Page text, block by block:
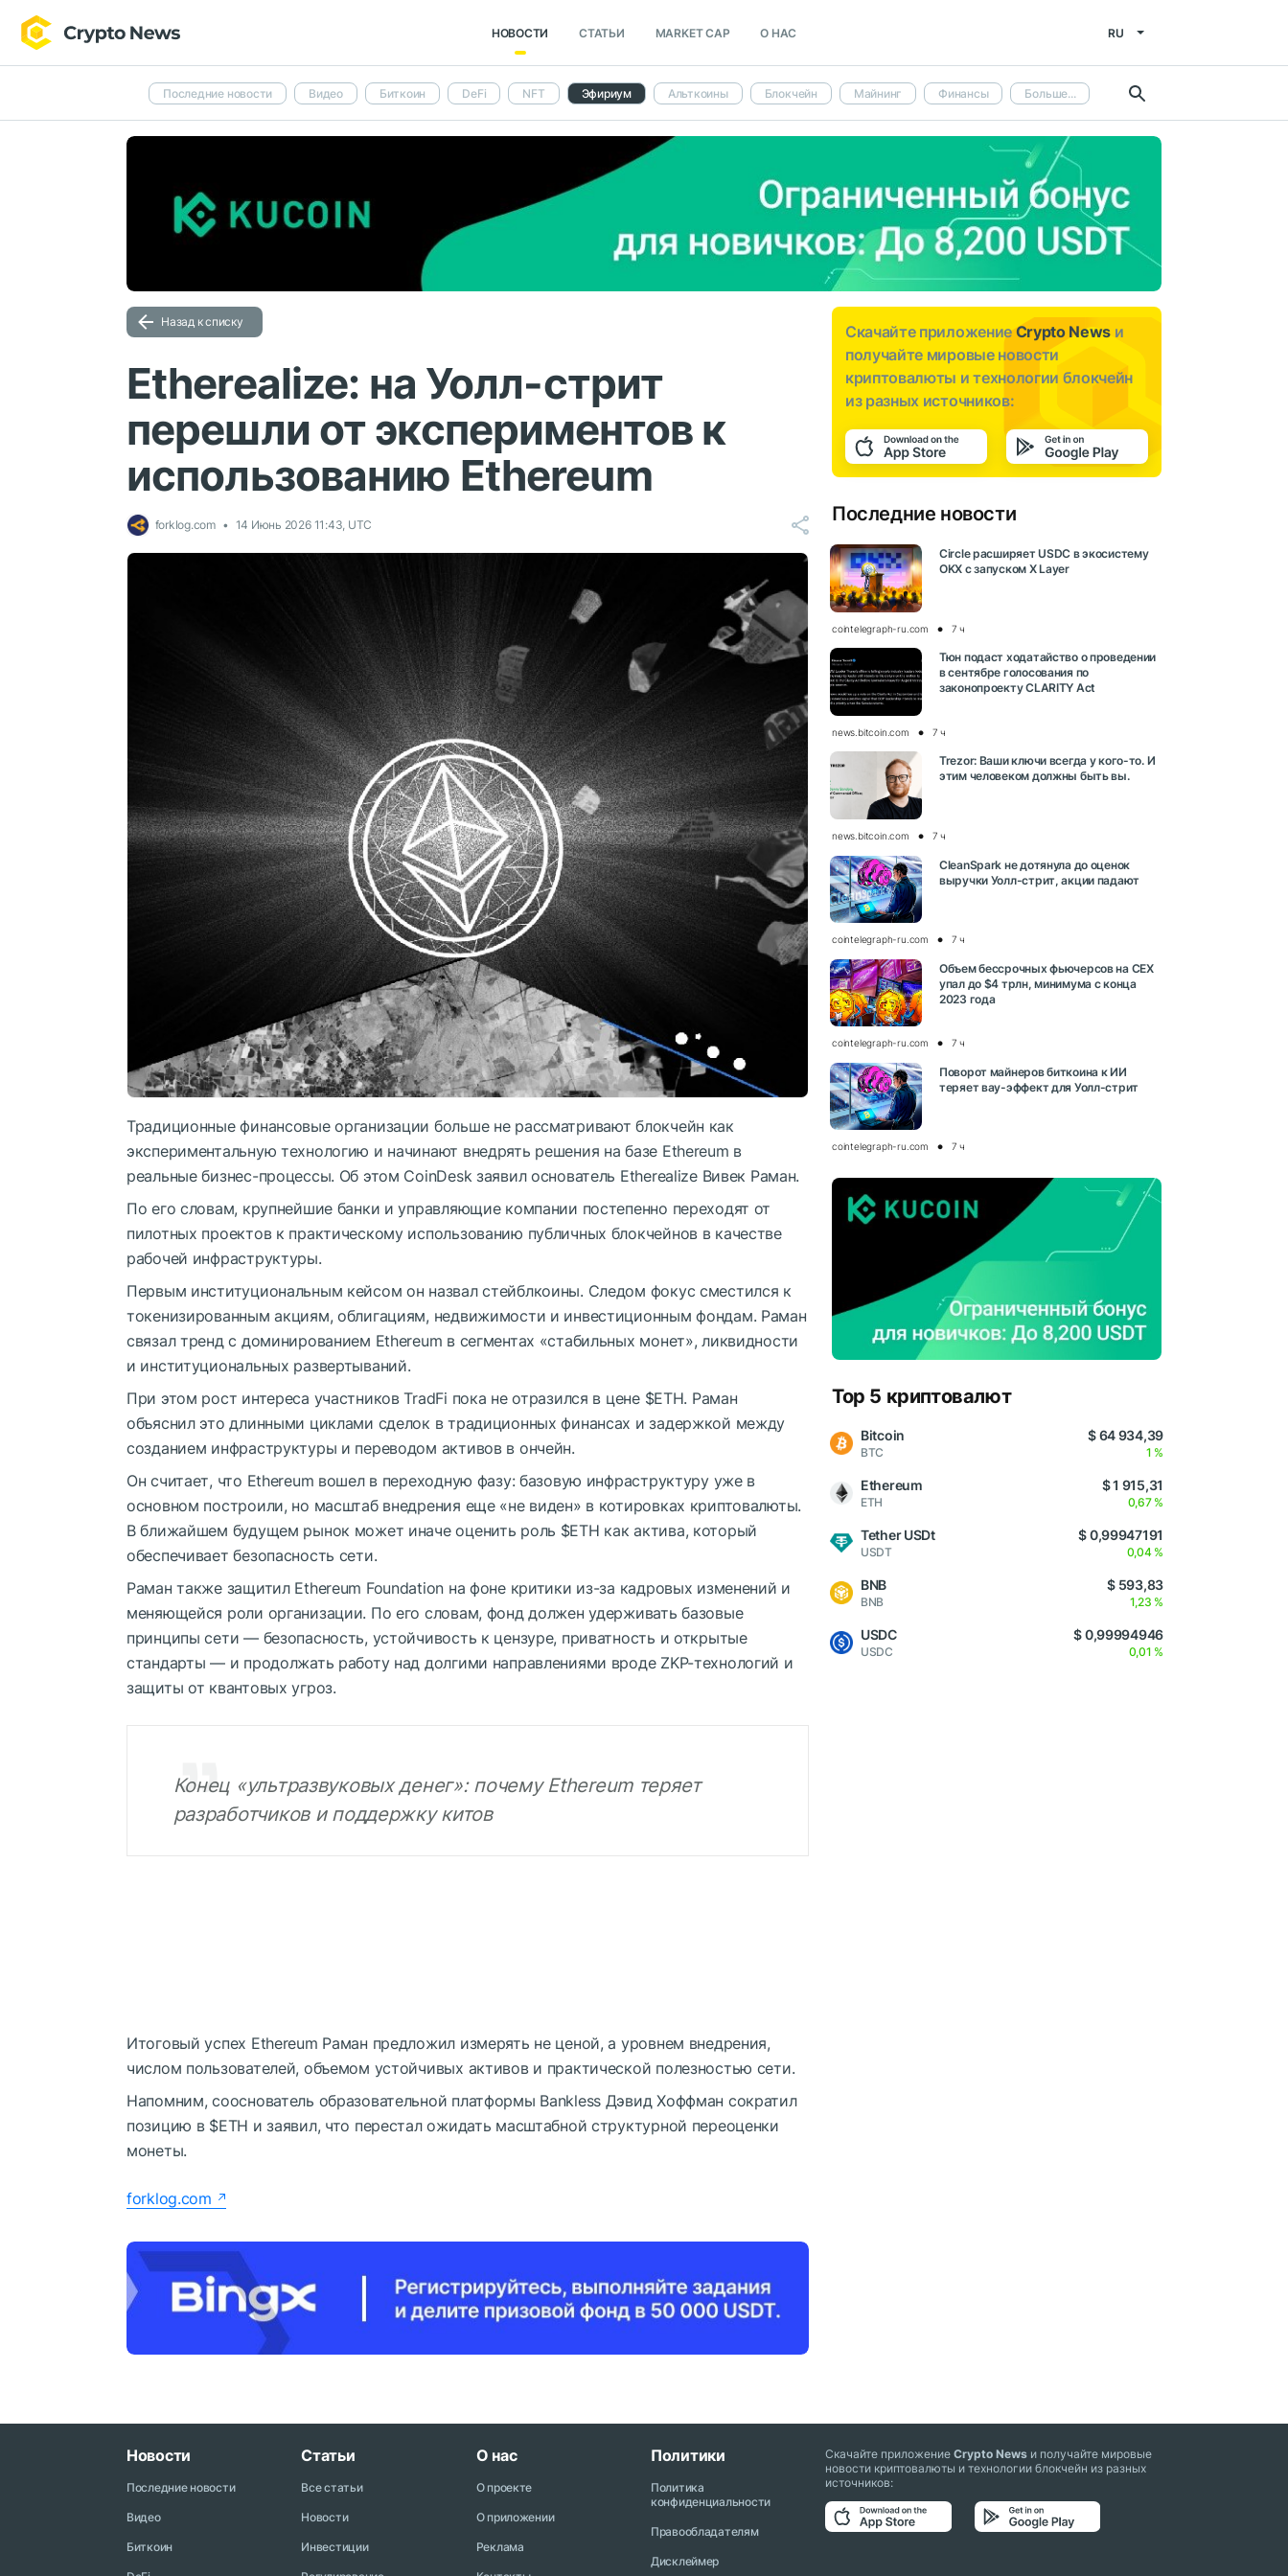
НОВОСТИ СТАТЬИ MARKET CAP О НАС RU
Последние новости Видео Биткоин DeFi NFT Эфириум Альткоины Блокчейн Майнинг Финансы Больше...
Назад к списку
Etherealize: на Уолл-стрит
перешли от экспериментов к
использованию Ethereum
forklog.com 14 Июнь 2026 11:43, UTC
Традиционные финансовые организации больше не рассматривают блокчейн как
экспериментальную технологию и начинают внедрять решения на базе Ethereum в
реальные бизнес-процессы. Об этом CoinDesk заявил основатель Etherealize Вивек Раман.
По его словам, крупнейшие банки и управляющие компании постепенно переходят от
пилотных проектов к практическому использованию публичных блокчейнов в качестве
рабочей инфраструктуры.
Первым институциональным кейсом он назвал стейблкоины. Следом фокус сместился к
токенизированным акциям, облигациям, недвижимости и инвестиционным фондам. Раман
связал тренд с доминированием Ethereum в сегментах «стабильных монет», ликвидности
и институциональных развертываний.
При этом рост интереса участников TradFi пока не отразился в цене $ETH. Раман
объяснил это длинными циклами сделок в традиционных финансах и задержкой между
созданием инфраструктуры и переводом активов в ончейн.
Он считает, что Ethereum вошел в переходную фазу: базовую инфраструктуру уже в
основном построили, но масштаб внедрения еще «не виден» в котировках криптовалюты.
В ближайшем будущем рынок может иначе оценить роль $ETH как актива, который
обеспечивает безопасность сети.
Раман также защитил Ethereum Foundation на фоне критики из-за кадровых изменений и
меняющейся роли организации. По его словам, фонд должен удерживать базовые
принципы сети — безопасность, устойчивость к цензуре, приватность и открытые
стандарты — и продолжать работу над долгими направлениями вроде ZKP-технологий и
защиты от квантовых угроз.
Конец «ультразвуковых денег»: почему Ethereum теряет
разработчиков и поддержку китов
Итоговый успех Ethereum Раман предложил измерять не ценой, а уровнем внедрения,
числом пользователей, объемом устойчивых активов и практической полезностью сети.
Напомним, сооснователь образовательной платформы Bankless Дэвид Хоффман сократил
позицию в $ETH и заявил, что перестал ожидать масштабной структурной переоценки
монеты.
forklog.com
Скачайте приложениеCrypto News и
получайте мировые новости
криптовалюты и технологии блокчейн
из разных источников:
Последние новости
Circle расширяет USDC в экосистему
OKX с запуском X Layer
cointelegraph-ru.com 7 ч
Тюн подаст ходатайство о проведении
в сентябре голосования по
законопроекту CLARITY Act
news.bitcoin.com 7 ч
Trezor: Ваши ключи всегда у кого-то. И
этим человеком должны быть вы.
news.bitcoin.com 7 ч
CleanSpark не дотянула до оценок
выручки Уолл-стрит, акции падают
cointelegraph-ru.com 7 ч
Объем бессрочных фьючерсов на CEX
упал до $4 трлн, минимума с конца
2023 года
cointelegraph-ru.com 7 ч
Поворот майнеров биткоина к ИИ
теряет вау-эффект для Уолл-стрит
cointelegraph-ru.com 7 ч
Top 5 криптовалют
Bitcoin
BTC
$ 64 934,39
1 %
Ethereum
ETH
$ 1 915,31
0,67 %
Tether USDt
USDT
$ 0,99947191
0,04 %
BNB
BNB
$ 593,83
1,23 %
USDC
USDC
$ 0,99994946
0,01 %
Новости
Последние новости
Видео
Биткоин
Статьи
Все статьи
Новости
Инвестиции
О нас
О проекте
О приложении
Реклама
Политики
Политика
конфиденциальности
Правообладателям
Дисклеймер
Скачайте приложениеCrypto News и получайте мировые
новости криптовалюты и технологии блокчейн из разных
источников: